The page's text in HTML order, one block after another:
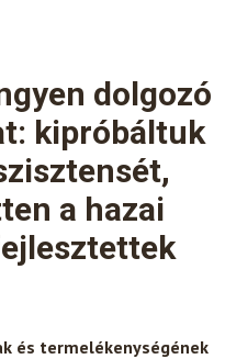
dolgozó
kipróbáltuk
a hazai
és termelékenységének